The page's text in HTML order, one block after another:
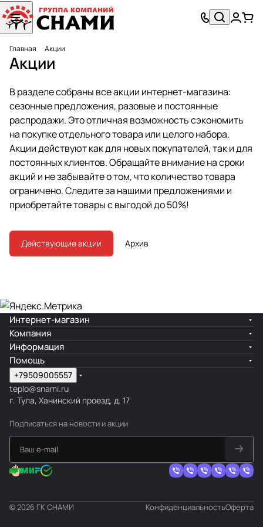
Главная Акции
Акции
В разделе собраны все акции интернет-магазина:
сезонные предложения, разовые и постоянные
распродажи. Это отличная возможность сэкономить
на покупке отдельного товара или целого набора.
Акции действуют как для новых покупателей, так и для
постоянных клиентов. Обращайте внимание на сроки
акций и не забывайте о том, что количество товара
ограничено. Следите за нашими предложениями и
приобретайте товары с выгодой до 50%!
Действующие акции Архив
Распродажа остатков
Интернет-магазин
Компания
Информация
Помощь
+79509005557
teplo@snami.ru
г. Тула, Ханинский проезд, д. 17
Подписаться на новости и акции
© 2026 ГК СНАМИ КонфиденциальностьОферта